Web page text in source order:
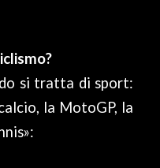
si tratta di sport:
la MotoGP, la